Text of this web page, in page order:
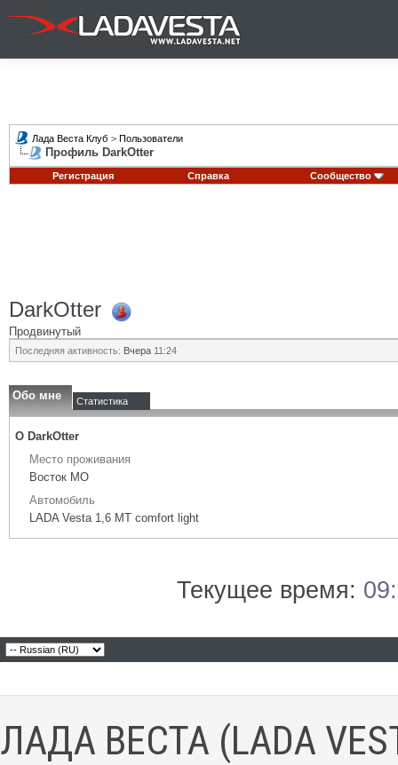
Лада Веста Клуб > Пользователи
Профиль DarkOtter
Регистрация Справка Сообщество
DarkOtter
Продвинутый
Последняя активность: Вчера 11:24
Обо мне Статистика
О DarkOtter
Место проживания
Восток МО
Автомобиль
LADA Vesta 1,6 МТ comfort light
Текущее время:
ЛАДА ВЕСТА (LADA